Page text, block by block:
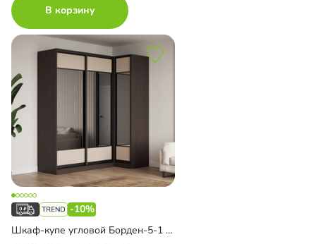
В корзину
-10%
Шкаф-купе угловой Борден-5-1 1100